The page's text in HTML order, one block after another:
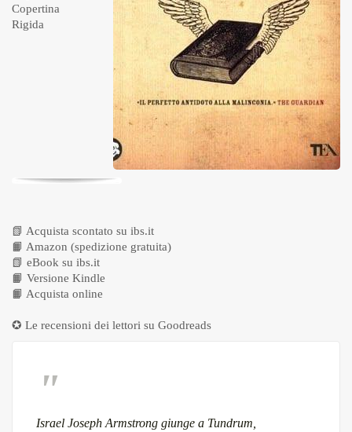
Copertina
Rigida
📗 Acquista scontato su ibs.it
📙 Amazon (spedizione gratuita)
📗 eBook su ibs.it
📙 Versione Kindle
📙 Acquista online
✪ Le recensioni dei lettori su Goodreads
Israel Joseph Armstrong giunge a Tundrum,